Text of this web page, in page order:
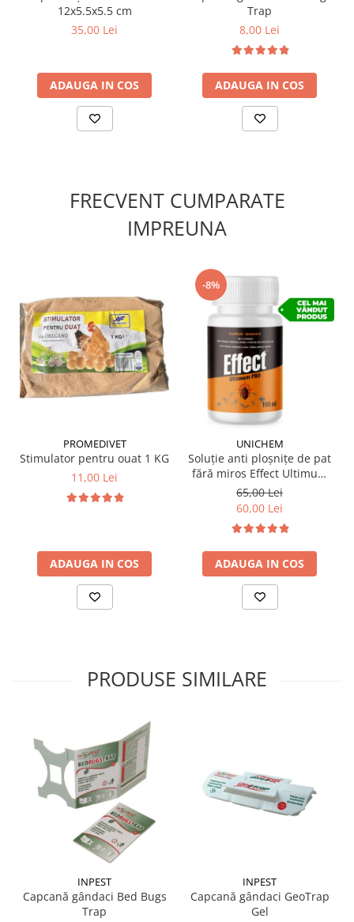
Compoziție:
Construcție metalică rezistentă, mecanism cu arc și
12x5.5x5.5 cm
35,00 Lei
ADAUGA IN COS
Trap
8,00 Lei
ADAUGA IN COS
FRECVENT CUMPARATE
IMPREUNA
PROMEDIVET
Stimulator pentru ouat 1 KG
11,00 Lei
ADAUGA IN COS
-8%
UNICHEM
Soluție anti ploșnițe de pat
fără miros Effect Ultimum
PRO 100 ml
65,00 Lei
60,00 Lei
ADAUGA IN COS
PRODUSE SIMILARE
INPEST
Capcană gândaci Bed Bugs
Trap
INPEST
Capcană gândaci GeoTrap
Gel